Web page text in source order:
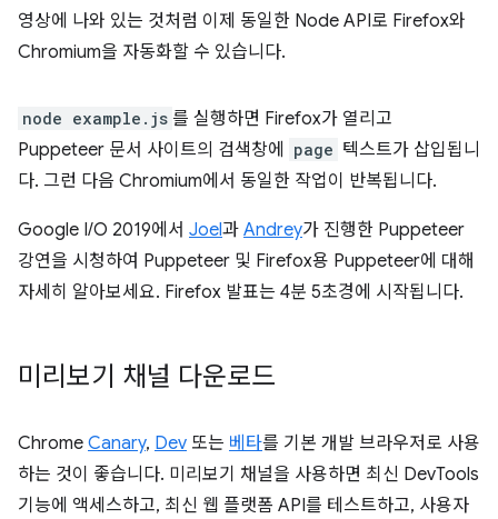
영상에 나와 있는 것처럼 이제 동일한 Node API로 Firefox와
Chromium을 자동화할 수 있습니다.
node example.js 를 실행하면 Firefox가 열리고
Puppeteer 문서 사이트의 검색창에
page 텍스트가 삽입됩니
다. 그런 다음 Chromium에서 동일한 작업이 반복됩니다.
Google I/O 2019에서 Joel과 Andrey가 진행한 Puppeteer
강연을 시청하여 Puppeteer 및 Firefox용 Puppeteer에 대해
자세히 알아보세요. Firefox 발표는 4분 5초경에 시작됩니다.
미리보기 채널 다운로드
Chrome Canary, Dev 또는 베타를 기본 개발 브라우저로 사용
하는 것이 좋습니다. 미리보기 채널을 사용하면 최신 DevTools
기능에 액세스하고, 최신 웹 플랫폼 API를 테스트하고, 사용자